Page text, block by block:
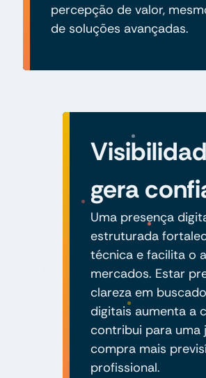
percepção de valor,
de soluções avançadas.
gera
Uma presença
estruturada
técnica e facilita o
mercados. Estar
clareza em
digitais aumenta a
contribui para uma
compra mais
profissional.